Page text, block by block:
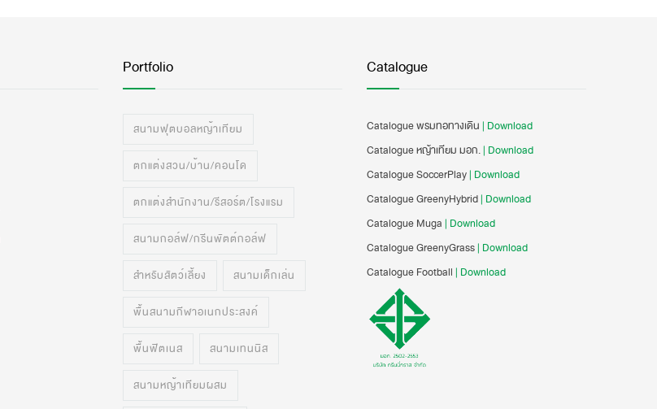
Portfolio
สนามฟุตบอลหญ้าเทียม
ตกแต่งสวน/บ้าน/คอนโด
ตกแต่งสำนักงาน/รีสอร์ต/โรงแรม
สนามกอล์ฟ/กรีนพัตต์กอล์ฟ
สำหรับสัตว์เลี้ยง สนามเด็กเล่น
พื้นสนามกีฬาอเนกประสงค์
พื้นฟิตเนส สนามเทนนิส
สนามหญ้าเทียมผสม
Catalogue
Catalogue พรมทอทางเดิน | Download
Catalogue หญ้าเทียม มอก.| Download
Catalogue SoccerPlay| Download
Catalogue GreenyHybrid| Download
Catalogue Muga | Download
Catalogue GreenyGrass| Download
Catalogue Football | Download